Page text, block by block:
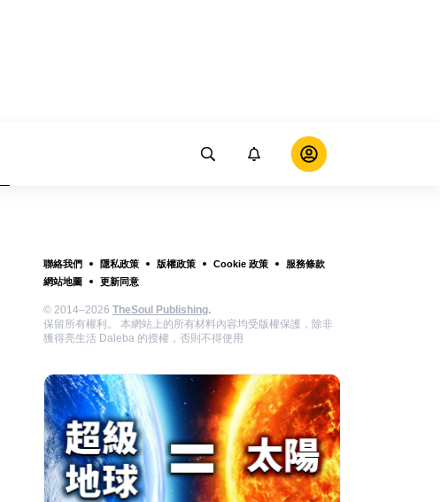
聯絡我們 隱私政策 版權政策 Cookie 政策
服務條款
網站地圖
更新同意
© 2014–2026 TheSoul Publishing.
保留所有權利。 本網站上的所有材料內容均受版權保護，除非
獲得亮生活 Daleba 的授權，否則不得使用